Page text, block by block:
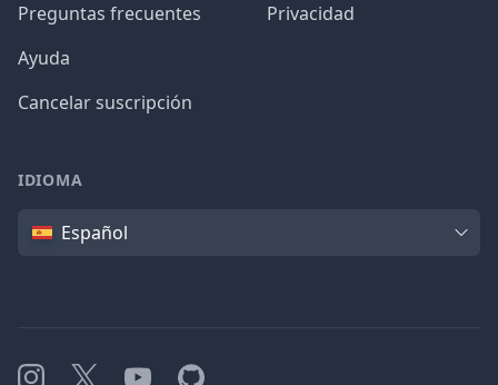
Preguntas frecuentes
Ayuda
Cancelar suscripción
Privacidad
IDIOMA
IdiomaEspañol
Instagram
X YouTubeGitHub